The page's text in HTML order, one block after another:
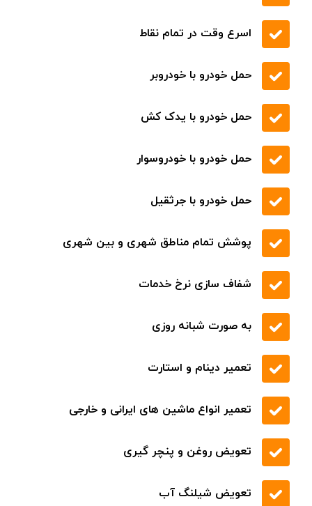
اسرع وقت در تمام نقاط
حمل خودرو با خودروبر
حمل خودرو با یدک کش
حمل خودرو با خودروسوار
حمل خودرو با جرثقیل
پوشش تمام مناطق شهری و بین شهری
شفاف سازی نرخ خدمات
به صورت شبانه روزی
تعمیر دینام و استارت
تعمیر انواع ماشین های ایرانی و خارجی
تعویض روغن و پنچر گیری
تعویض شیلنگ آب